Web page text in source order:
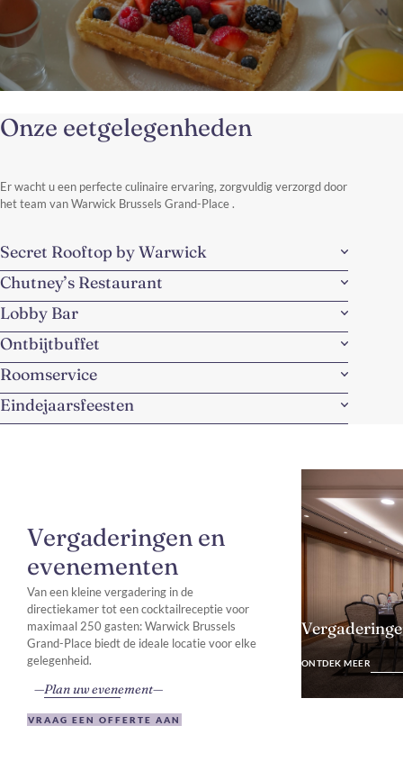
Ontdek de charme van België tijdens een perfect uitgebalanceerd
weekendje weg, waarbij de sprookjesachtige schoonheid van
Onze eetgelegenheden
Er wacht u een perfecte culinaire ervaring, zorgvuldig verzorgd door
het team van Warwick Brussels Grand-Place .
Secret Rooftop by Warwick
Chutney’s Restaurant
Lobby Bar
Ontbijtbuffet
Roomservice
Eindejaarsfeesten
Vergaderingen en
evenementen
Van een kleine vergadering in de
directiekamer tot een cocktailreceptie voor
maximaal 250 gasten: Warwick Brussels
Grand-Place biedt de ideale locatie voor elke
gelegenheid.
Plan uw evenement
VRAAG EEN OFFERTE AAN
ONTDEK MEER
ONTDEK MEER